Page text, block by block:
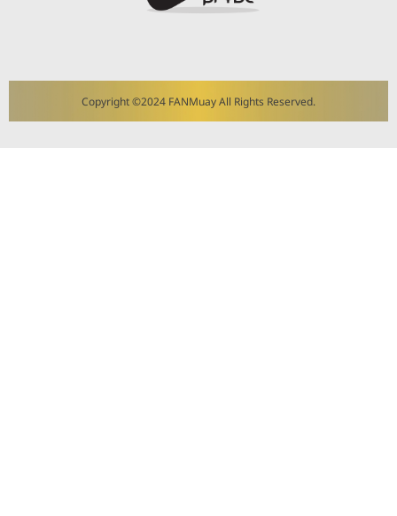
Copyright ©2024 FANMuay All Rights Reserved.